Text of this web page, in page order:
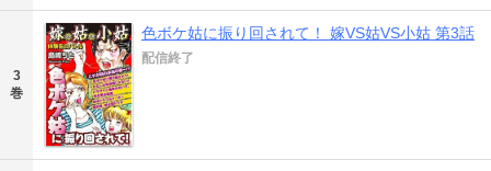
3
巻
色ボケ姑に振り回されて！ 嫁VS姑VS小姑 第3話
配信終了